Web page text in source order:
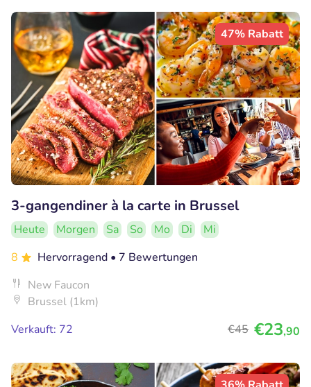
47% Rabatt
3-gangendiner à la carte in Brussel
Heute Morgen Sa So Mo Di
Mi
8
Hervorragend • 7 Bewertungen
New Faucon
Brussel (1km)
Verkauft: 72
€45 €23,90